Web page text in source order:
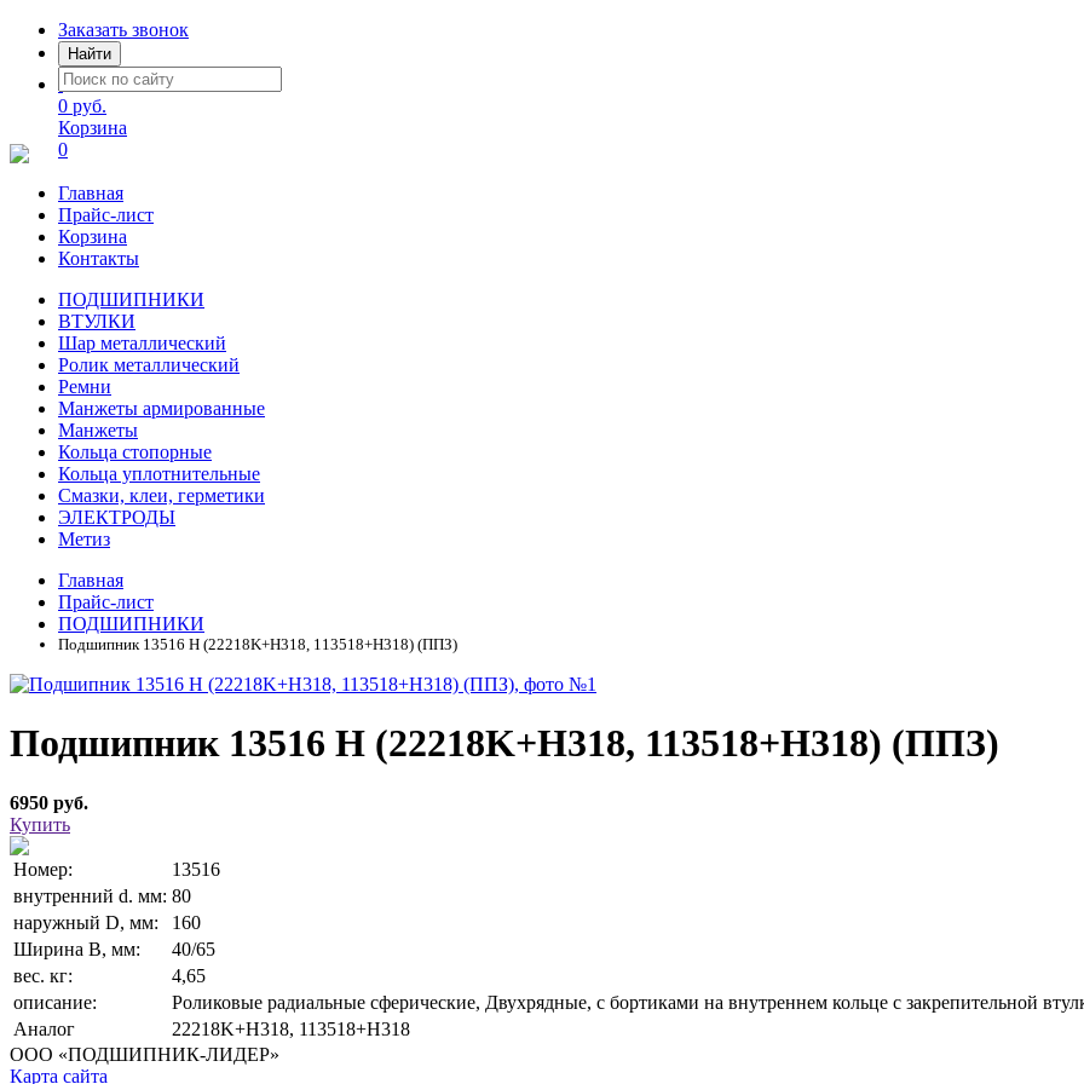
Заказать звонок
Найти
0 руб.
Корзина
0
Главная
Прайс-лист
Корзина
Контакты
ПОДШИПНИКИ
ВТУЛКИ
Шар металлический
Ролик металлический
Ремни
Манжеты армированные
Манжеты
Кольца стопорные
Кольца уплотнительные
Смазки, клеи, герметики
ЭЛЕКТРОДЫ
Метиз
Главная
Прайс-лист
ПОДШИПНИКИ
Подшипник 13516 Н (22218K+H318, 113518+Н318) (ППЗ)
Подшипник 13516 Н (22218K+H318, 113518+Н318) (ППЗ)
6950 руб.
Купить
Номер:
13516
внутренний d. мм: 80
наружный D, мм:
160
Ширина В, мм:
40/65
вес. кг:
4,65
описание:
Роликовые радиальные сферические, Двухрядные, с бортиками на внутреннем кольце с закрепительной
Аналог
22218K+H318, 113518+Н318
ООО «ПОДШИПНИК-ЛИДЕР»
Карта сайта